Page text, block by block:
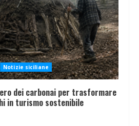
Notizie siciliane
dei carbonai per trasformare
in turismo sostenibile